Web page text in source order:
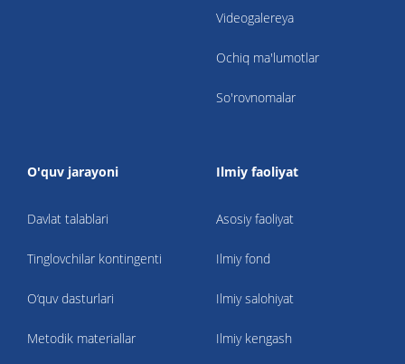
Videogalereya
Ochiq ma'lumotlar
So'rovnomalar
O'quv jarayoni
Davlat talablari
Tinglovchilar kontingenti
O‘quv dasturlari
Metodik materiallar
Ilmiy faoliyat
Asosiy faoliyat
Ilmiy fond
Ilmiy salohiyat
Ilmiy kengash